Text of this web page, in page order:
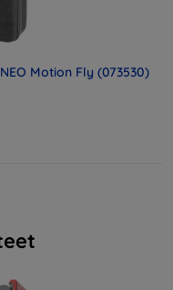
Motion Fly (073530)